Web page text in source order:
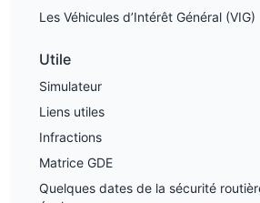
Les Véhicules d’Intérêt Général (VIG)
Utile
Simulateur
Liens utiles
Infractions
Matrice GDE
Quelques dates de la sécurité